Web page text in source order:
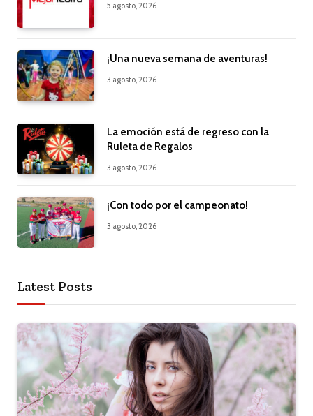
5 agosto, 2026
¡Una nueva semana de aventuras!
3 agosto, 2026
La emoción está de regreso con la
Ruleta de Regalos
3 agosto, 2026
¡Con todo por el campeonato!
3 agosto, 2026
Latest Posts